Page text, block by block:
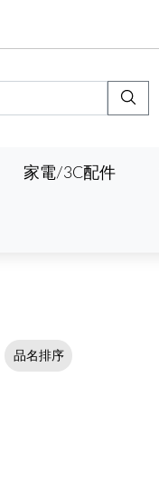
家電/3C配件
品名排序